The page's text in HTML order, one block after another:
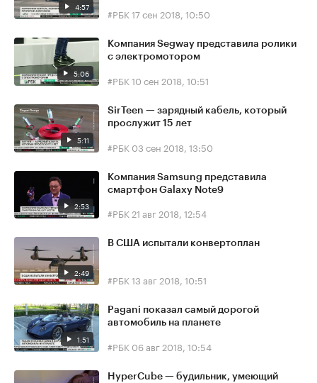
4:57 #РБК17 сен 2018, 10:50
5:06
Компания Segway представила ролики
с электромотором
#РБК10 сен 2018, 10:51
5:11
SirTeen — зарядный кабель, который
прослужит 15 лет
#РБК 03 сен 2018, 13:50
2:53
Компания Samsung представила
смартфон Galaxy Note9
#РБК 21 авг 2018, 12:54
2:49
В США испытали конвертоплан
#РБК13 авг 2018, 10:51
1:51
Pagani показал самый дорогой
автомобиль на планете
#РБК 06 авг 2018, 10:54
HyperCube — будильник, умеющий